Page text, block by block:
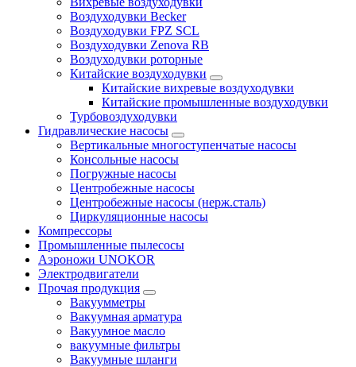
Воздуходувки Becker
Воздуходувки FPZ SCL
Воздуходувки Zenova RB
Воздуходувки роторные
Китайские воздуходувки
Китайские вихревые воздуходувки
Китайские промышленные воздуходувки
Турбовоздуходувки
Гидравлические насосы
Вертикальные многоступенчатые насосы
Консольные насосы
Погружные насосы
Центробежные насосы
Центробежные насосы (нерж.сталь)
Циркуляционные насосы
Компрессоры
Промышленные пылесосы
Аэроножи UNOKOR
Электродвигатели
Прочая продукция
Вакуумметры
Вакуумная арматура
Вакуумное масло
вакуумные фильтры
Вакуумные шланги